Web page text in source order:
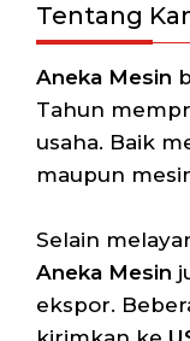
Tentang
Aneka Mesin
Tahun
usaha. Baik
maupun
Selain
Aneka Mesin
ekspor.